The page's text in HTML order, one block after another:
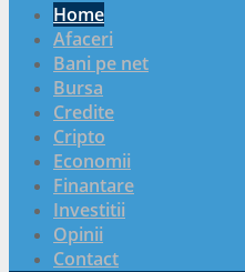
Home
Afaceri
Bani pe net
Bursa
Credite
Cripto
Economii
Finantare
Investitii
Opinii
Contact